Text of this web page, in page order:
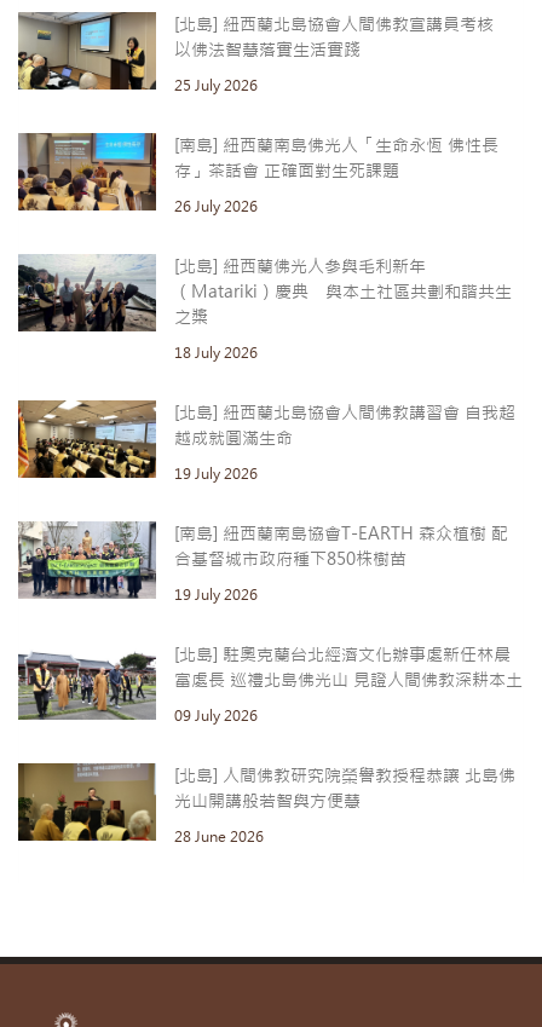
[北島] 紐西蘭北島協會人間佛教宣講員考核
以佛法智慧落實生活實踐
25 July 2026
[南島] 紐西蘭南島佛光人「生命永恆 佛性長
存」茶話會 正確面對生死課題
26 July 2026
[北島] 紐西蘭佛光人參與毛利新年
（Matariki）慶典 與本土社區共劃和諧共生
之槳
18 July 2026
[北島] 紐西蘭北島協會人間佛教講習會 自我超
越成就圓滿生命
19 July 2026
[南島] 紐西蘭南島協會T-EARTH 森众植樹 配
合基督城市政府種下850株樹苗
19 July 2026
[北島] 駐奧克蘭台北經濟文化辦事處新任林晨
富處長 巡禮北島佛光山 見證人間佛教深耕本土
09 July 2026
[北島] 人間佛教研究院榮譽教授程恭讓 北島佛
光山開講般若智與方便慧
28 June 2026